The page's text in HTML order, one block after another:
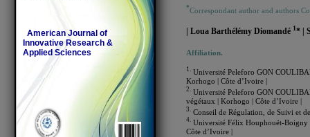
American Journal of
Innovative Research &
Applied Sciences
*Correspondant author and authors
| Loua Barthélémy Diomandé 1* |
Affiliation.
1. Université Peleforo GON
Korhogo | Côte d’Ivoire |
2. Université Peleforo GON
végétaux | Korhogo | Côte d’Ivoire |
3. Conseil de Régulation, de Suivi et
4. Université Félix Houphouët-Boigny
Côte d’Ivoire |